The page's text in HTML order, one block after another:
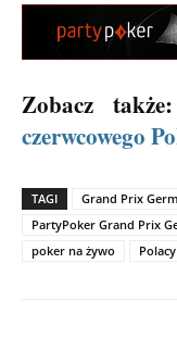
Zobacz
czerwcowego
TAGI Grand Prix
PartyPoker Grand Prix
poker na żywo